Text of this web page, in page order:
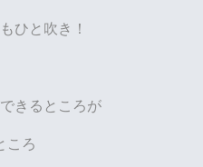
ひと吹き！
きるところが
ころ